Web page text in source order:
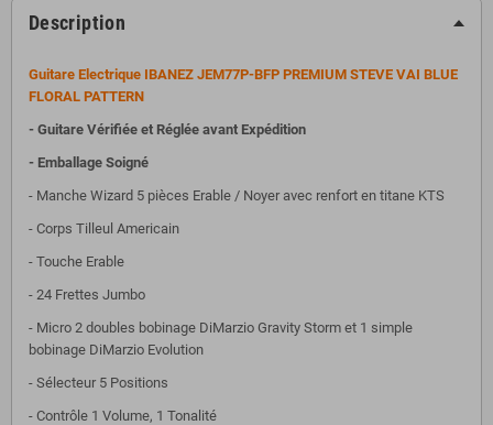
Description
Guitare Electrique IBANEZ JEM77P-BFP PREMIUM STEVE VAI BLUE
FLORAL PATTERN
- Guitare Vérifiée et Réglée avant Expédition
- Emballage Soigné
- Manche Wizard 5 pièces Erable / Noyer avec renfort en titane KTS
- Corps Tilleul Americain
- Touche Erable
- 24 Frettes Jumbo
- Micro 2 doubles bobinage DiMarzio Gravity Storm et 1 simple
bobinage DiMarzio Evolution
- Sélecteur 5 Positions
- Contrôle 1 Volume, 1 Tonalité